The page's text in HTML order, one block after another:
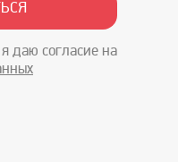
даю согласие на